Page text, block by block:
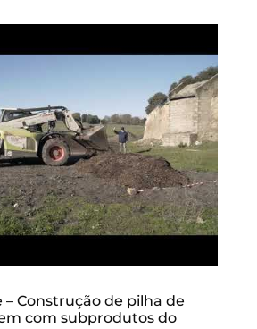
– Construção de pilha de
com subprodutos do